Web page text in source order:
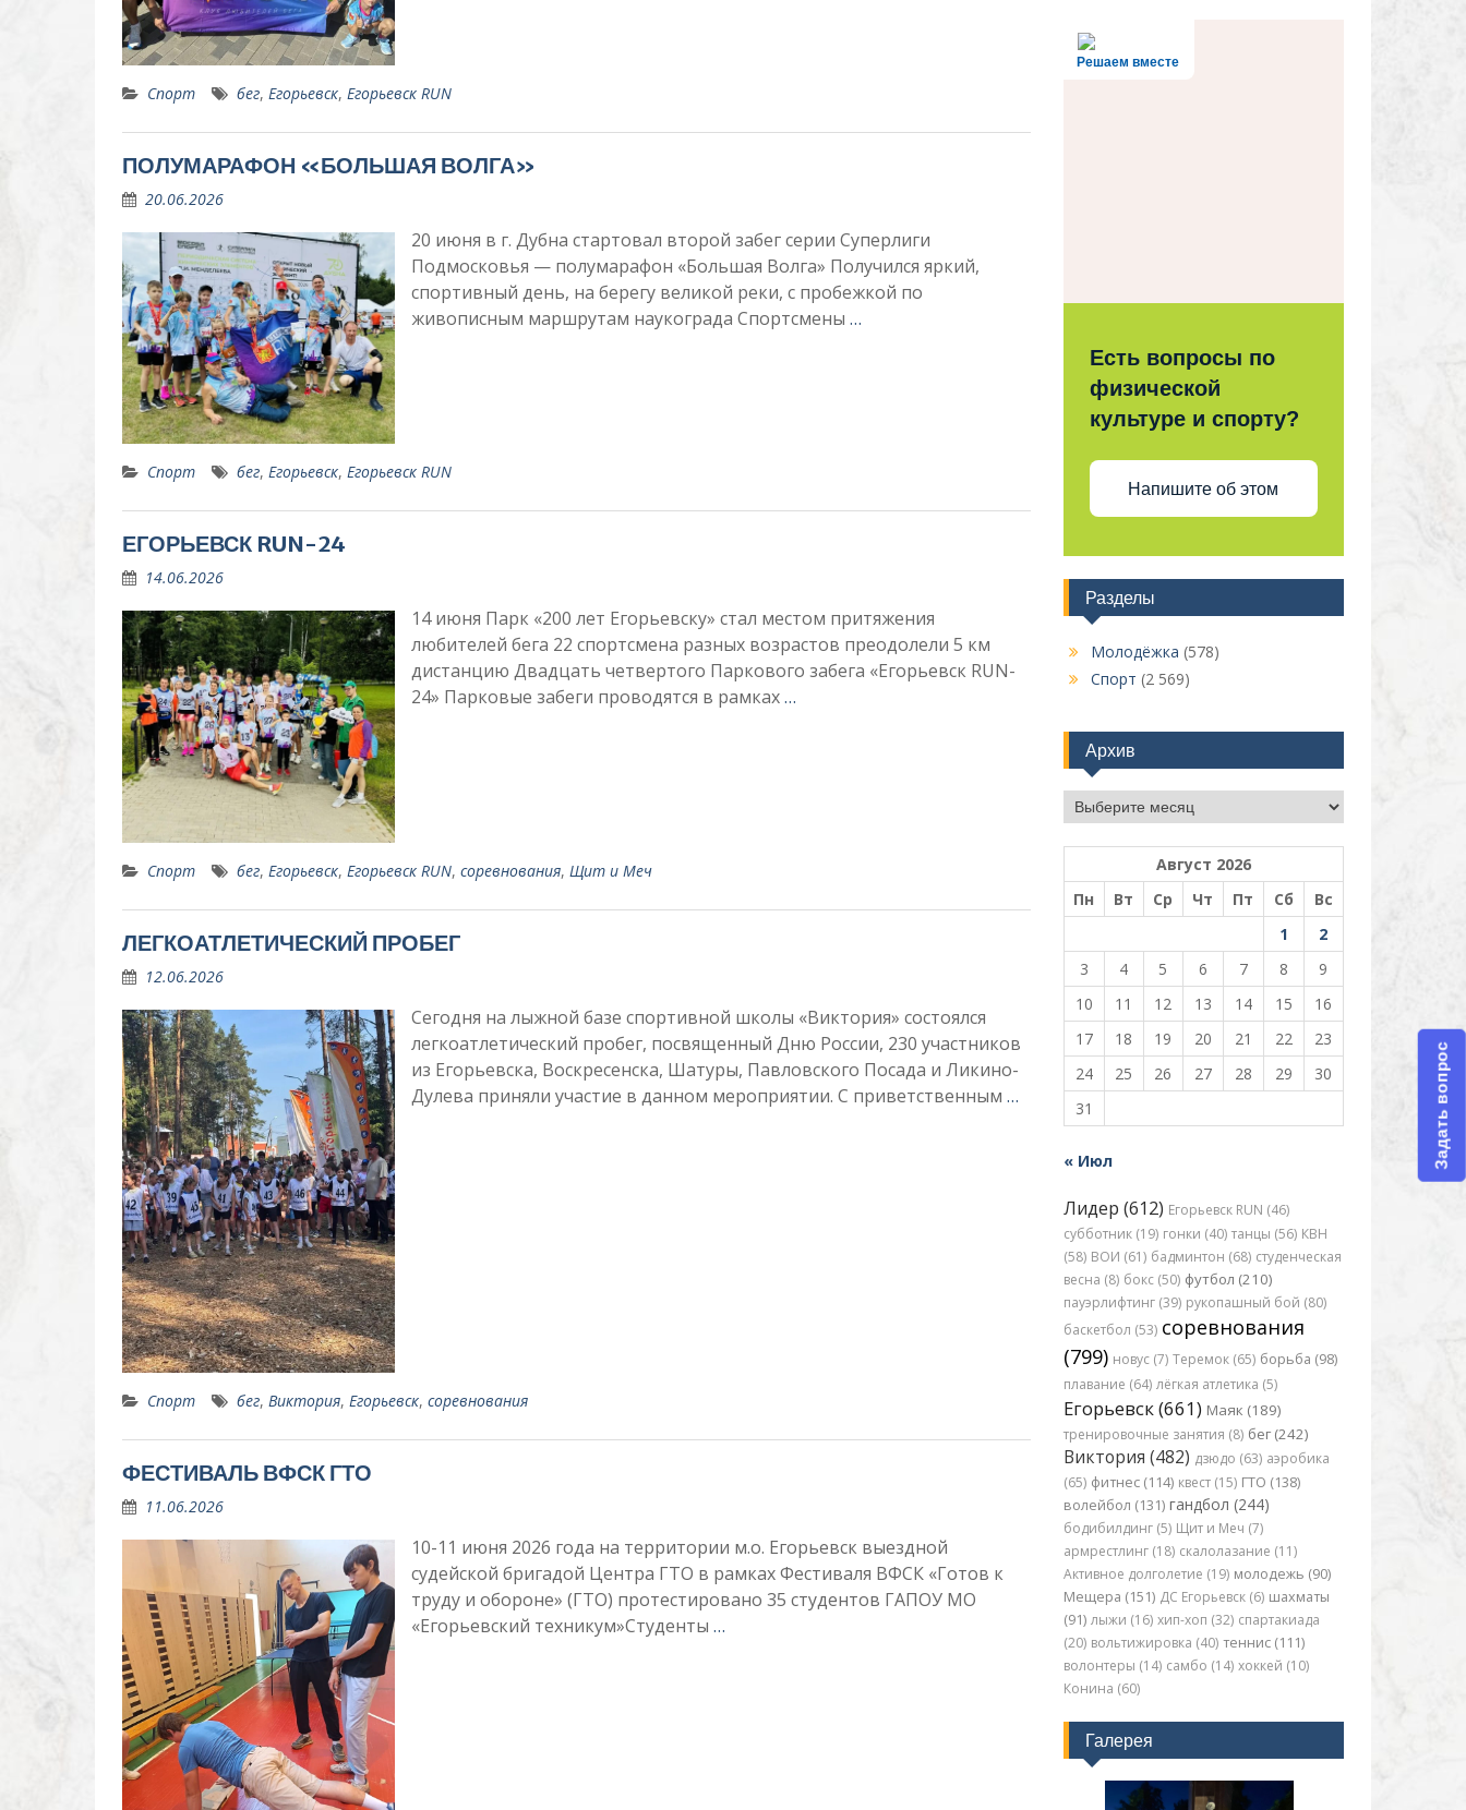
Спорт бег, Егорьевск, Егорьевск RUN
ПОЛУМАРАФОН «БОЛЬШАЯ ВОЛГА»
20.06.2026
20 июня в г. Дубна стартовал второй забег серии Суперлиги
Подмосковья — полумарафон «Большая Волга» Получился яркий,
спортивный день, на берегу великой реки, с пробежкой по
живописным маршрутам наукограда Спортсмены …
Спорт бег, Егорьевск, Егорьевск RUN
ЕГОРЬЕВСК RUN-24
14.06.2026
14 июня Парк «200 лет Егорьевску» стал местом притяжения
любителей бега 22 спортсмена разных возрастов преодолели 5 км
дистанцию Двадцать четвертого Паркового забега «Егорьевск RUN-
24» Парковые забеги проводятся в рамках…
Спорт бег, Егорьевск, Егорьевск RUN, соревнования, Щит и Меч
ЛЕГКОАТЛЕТИЧЕСКИЙ ПРОБЕГ
12.06.2026
Сегодня на лыжной базе спортивной школы «Виктория» состоялся
легкоатлетический пробег, посвященный Дню России, 230 участников
из Егорьевска, Воскресенска, Шатуры, Павловского Посада и Ликино-
Дулева приняли участие в данном мероприятии. С приветственным …
Спорт бег, Виктория, Егорьевск, соревнования
ФЕСТИВАЛЬ ВФСК ГТО
11.06.2026
10-11 июня 2026 года на территории м.о. Егорьевск выездной
судейской бригадой Центра ГТО в рамках Фестиваля ВФСК «Готов к
труду и обороне» (ГТО) протестировано 35 студентов ГАПОУ МО
«Егорьевский техникум»Студенты …
Решаем вместе
Есть вопросы по
физической
культуре и спорту?
Напишите об этом
Разделы
Молодёжка (578)
Спорт (2 569)
Архив
Архив
Август 2026
Пн
Вт Ср Чт Пт Сб
Вс
1
2
3
4 5 6 7 8
9
10
11 12 13 14 15
16
17
18 19 20 21 22
23
24
25 26 27 28 29
30
31
« Июл
Лидер (612) Егорьевск RUN (46)
субботник (19) гонки (40) танцы (56) КВН
(58) ВОИ (61) бадминтон (68) студенческая
весна (8) бокс (50) футбол (210)
пауэрлифтинг (39) рукопашный бой (80)
баскетбол (53) соревнования
(799) новус (7) Теремок (65) борьба (98)
плавание (64) лёгкая атлетика (5)
Егорьевск (661) Маяк (189)
тренировочные занятия (8) бег (242)
Виктория (482) дзюдо (63) аэробика
(65) фитнес (114) квест (15) ГТО (138)
волейбол (131) гандбол (244)
бодибилдинг (5) Щит и Меч (7)
армрестлинг (18) скалолазание (11)
Активное долголетие (19) молодежь (90)
Мещера (151) ДС Егорьевск (6) шахматы
(91) лыжи (16) хип-хоп (32) спартакиада
(20) вольтижировка (40) теннис (111)
волонтеры (14) самбо (14) хоккей (10)
Конина (60)
Галерея
Задать вопрос